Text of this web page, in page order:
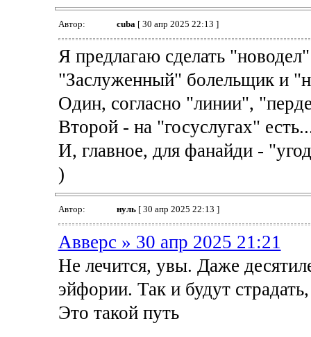
Автор: cuba [ 30 апр 2025 22:13 ]
Я предлагаю сделать
"Заслуженный" болельщик и
Один, согласно "линии",
Второй - на "госуслугах"
И, главное, для фанайди -
)
Автор: нуль[ 30 апр 2025 22:13 ]
Авверс » 30 апр 2025 21:21
Не лечится, увы. Даже
эйфории. Так и будут
Это такой путь